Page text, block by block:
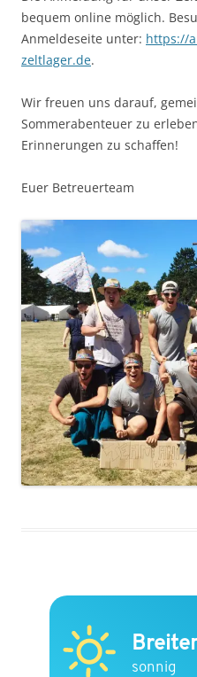
bequem online möglich.
Anmeldeseite unter: https://
zeltlager.de.
Wir freuen uns darauf,
Sommerabenteuer zu
Erinnerungen zu schaffen!
Euer Betreuerteam
sonnig